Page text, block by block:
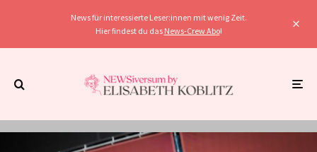
News für interessierte Leser:innen mit wenig Zeit.
Hier findest du das News-Crew Abo!